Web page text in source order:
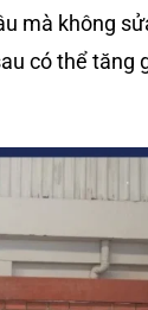
mà không
có thể tăng